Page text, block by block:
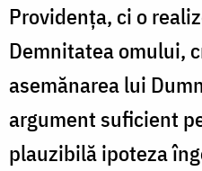
Providenţa, ci o
Demnitatea omului,
asemănarea lui
argument suficient
plauzibilă ipoteza